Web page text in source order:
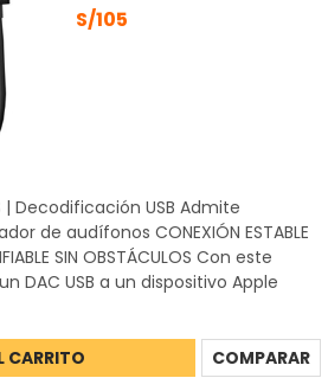
S/105
Decodificación USB Admite
de audífonos CONEXIÓN ESTABLE
SIN OBSTÁCULOS Con este
DAC USB a un dispositivo Apple
CARRITO COMPARAR